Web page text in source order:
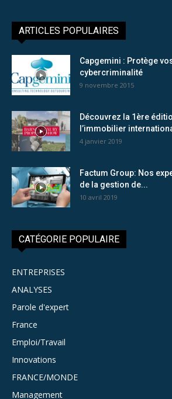
ARTICLES POPULAIRES
Capgemini : Protège
cybercriminalité
9 novembre 2015
Découvrez la 1ère
l’immobilier
4 janvier 2019
Factum Group: Nos
de la gestion de...
10 avril 2019
CATÉGORIE POPULAIRE
ENTREPRISES
ANALYSES
Parole d'expert
France
Emploi/Travail
Innovations
FRANCE/MONDE
Management